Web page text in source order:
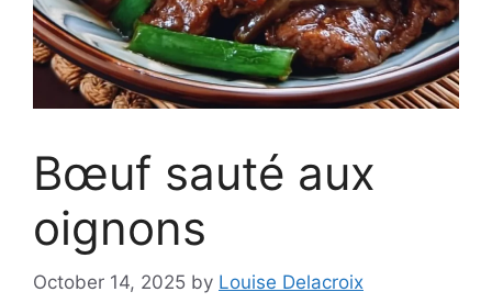
Bœuf sauté aux
oignons
October 14, 2025 by Louise Delacroix